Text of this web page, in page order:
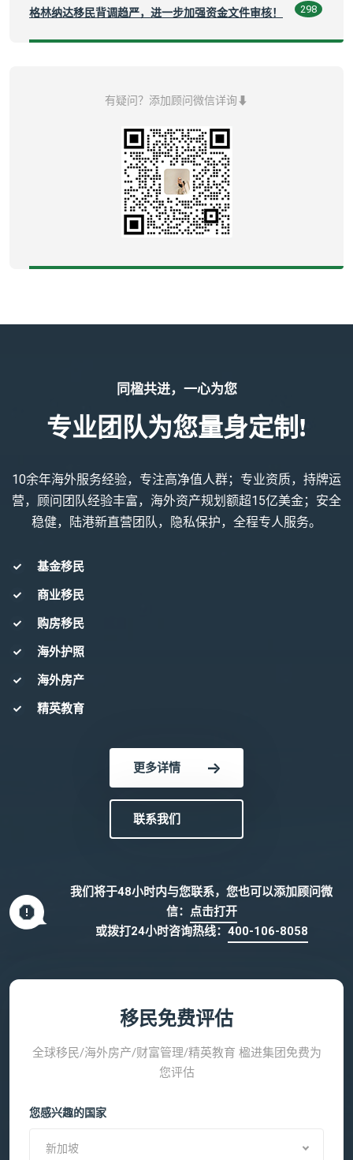
格林纳达移民背调趋严，进一步加强资金文件审核！ 298
有疑问？添加顾问微信详询⬇
同楹共进，一心为您
专业团队为您量身定制!
10余年海外服务经验，专注高净值人群；专业资质，持牌运
营，顾问团队经验丰富，海外资产规划额超15亿美金；安全
稳健，陆港新直营团队，隐私保护，全程专人服务。
基金移民
商业移民
购房移民
海外护照
海外房产
精英教育
更多详情
联系我们
我们将于48小时内与您联系，您也可以添加顾问微
信： 点击打开
或拨打24小时咨询热线： 400-106-8058
移民免费评估
全球移民/海外房产/财富管理/精英教育 楹进集团免费为
您评估
您感兴趣的国家
新加坡